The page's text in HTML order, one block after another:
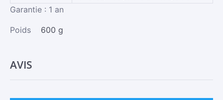
Garantie : 1 an
Poids 600 g
AVIS